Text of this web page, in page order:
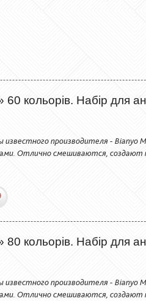
кольорів. Набір для
производителя -
Отлично смешиваются, создают
кольорів. Набір для
известного производителя -
Отлично смешиваются, создают